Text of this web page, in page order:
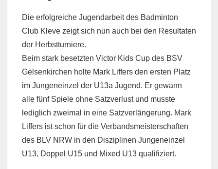
Die erfolgreiche Jugendarbeit des Badminton
Club Kleve zeigt sich nun auch bei den Resultaten
der Herbstturniere.
Beim stark besetzten Victor Kids Cup des BSV
Gelsenkirchen holte Mark Liffers den ersten Platz
im Jungeneinzel der U13a Jugend. Er gewann
alle fünf Spiele ohne Satzverlust und musste
lediglich zweimal in eine Satzverlängerung. Mark
Liffers ist schon für die Verbandsmeisterschaften
des BLV NRW in den Disziplinen Jungeneinzel
U13, Doppel U15 und Mixed U13 qualifiziert.